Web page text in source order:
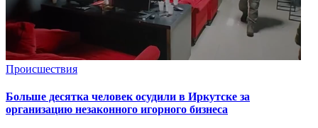
Происшествия
Больше десятка человек осудили в Иркутске за
организацию незаконного игорного бизнеса